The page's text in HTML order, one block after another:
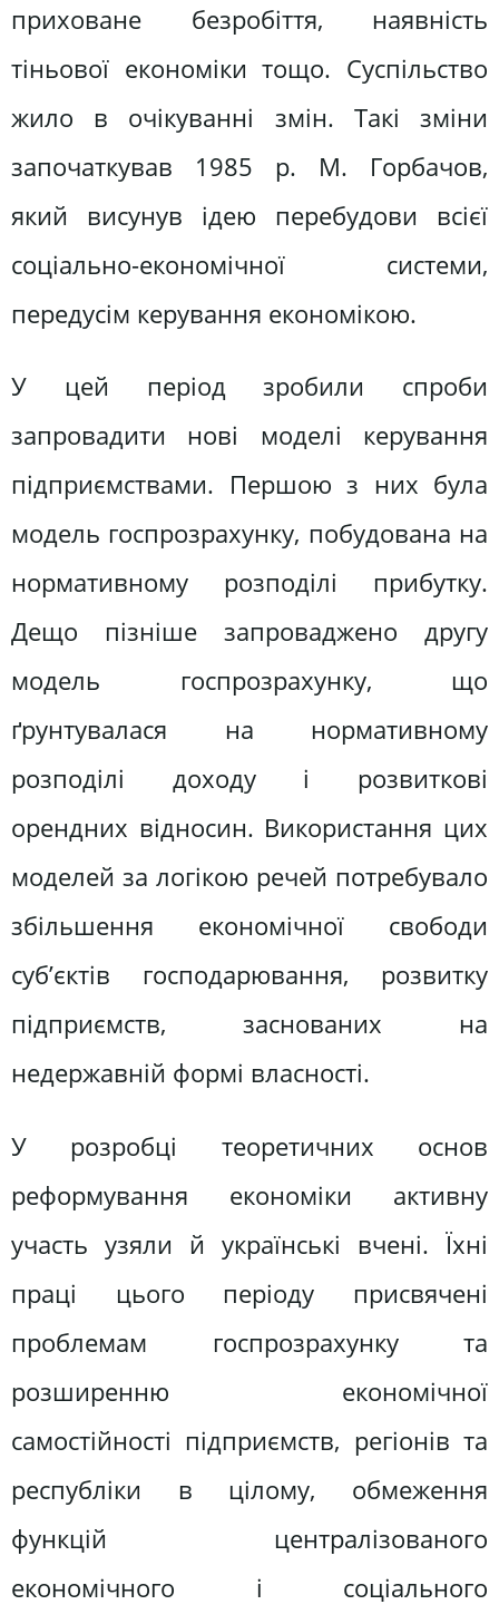
приховане безробіття, наявність
тіньової економіки тощо. Суспільство
жило в очікуванні змін. Такі зміни
започаткував 1985 р. М. Горбачов,
який висунув ідею перебудови всієї
соціально-економічної системи,
передусім керування економікою.
У цей період зробили спроби
запровадити нові моделі керування
підприємствами. Першою з них була
модель госпрозрахунку, побудована на
нормативному розподілі прибутку.
Дещо пізніше запроваджено другу
модель госпрозрахунку, що
ґрунтувалася на нормативному
розподілі доходу і розвиткові
орендних відносин. Використання цих
моделей за логікою речей потребувало
збільшення економічної свободи
суб’єктів господарювання, розвитку
підприємств, заснованих на
недержавній формі власності.
У розробці теоретичних основ
реформування економіки активну
участь узяли й українські вчені. Їхні
праці цього періоду присвячені
проблемам госпрозрахунку та
розширенню економічної
самостійності підприємств, регіонів та
республіки в цілому, обмеження
функцій централізованого
економічного і соціального